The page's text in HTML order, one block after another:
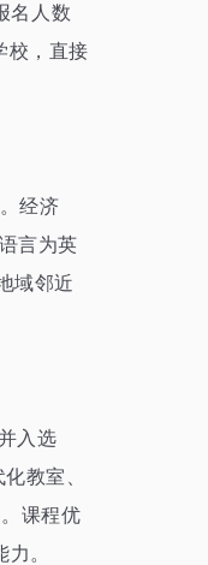
名人数
校，直接
经济
言为英
域邻近
入选
教室、
课程优
。